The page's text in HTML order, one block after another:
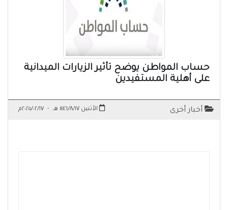
حساب المواطن يوضح تأثير الزيارات الميدانية
على أهلية المستفيدين
أخبار أخرى الأثنين ١٤٤٦/٨/١٧ هـ - ٢٠٢٥/٠٢/١٧م